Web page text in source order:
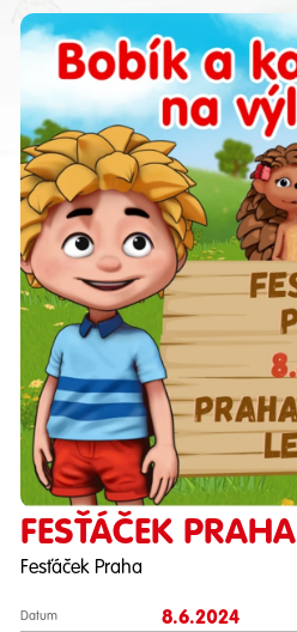
FESŤÁČEK PRAHA
Fesťáček Praha
Datum 8.6.2024